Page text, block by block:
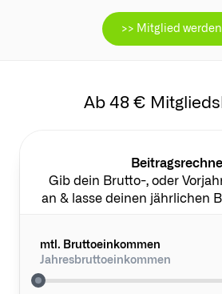
>> Mitglied werden
Ab 48 €
Gib dein Brutto-, oder
an & lasse deinen jährlichen
mtl. Bruttoeinkommen
Jahresbruttoeinkommen